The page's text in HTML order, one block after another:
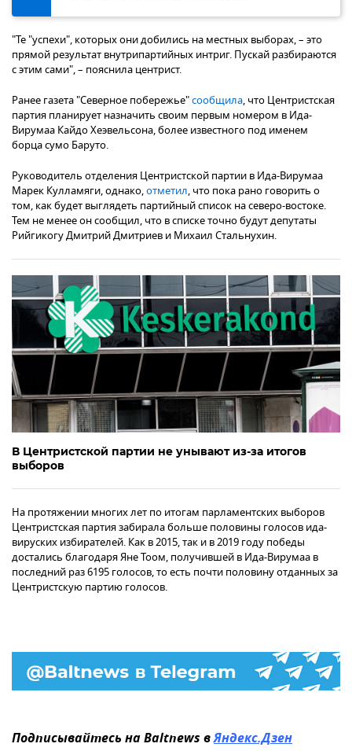
"Те "успехи", которых они добились на местных выборах, – это
прямой результат внутрипартийных интриг. Пускай разбираются
с этим сами", – пояснила центрист.
Ранее газета "Северное побережье"сообщила, что Центристская
партия планирует назначить своим первым номером в Ида-
Вирумаа Кайдо Хеэвельсона, более известного под именем
борца сумо Баруто.
Руководитель отделения Центристской партии в Ида-Вирумаа
Марек Кулламяги, однако,отметил, что пока рано говорить о
том, как будет выглядеть партийный список на северо-востоке.
Тем не менее он сообщил, что в списке точно будут депутаты
Рийгикогу Дмитрий Дмитриев и Михаил Стальнухин.
В Центристской партии не унывают из-за итогов
выборов
На протяжении многих лет по итогам парламентских выборов
Центристская партия забирала больше половины голосов ида-
вируских избирателей. Как в 2015, так и в 2019 году победы
достались благодаря Яне Тоом, получившей в Ида-Вирумаа в
последний раз 6195 голосов, то есть почти половину отданных за
Центристскую партию голосов.
Подписывайтесь на Baltnews вЯндекс.Дзен